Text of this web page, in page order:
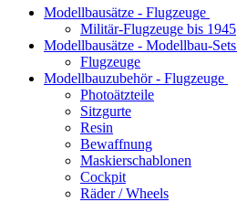
Modellbausätze - Flugzeuge
Militär-Flugzeuge bis 1945
Modellbausätze - Modellbau-Sets
Flugzeuge
Modellbauzubehör - Flugzeuge
Photoätzteile
Sitzgurte
Resin
Bewaffnung
Maskierschablonen
Cockpit
Räder / Wheels